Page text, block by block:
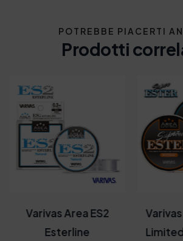
POTREBBE PIACERTI
Prodotti
Varivas Area ES2
Esterline